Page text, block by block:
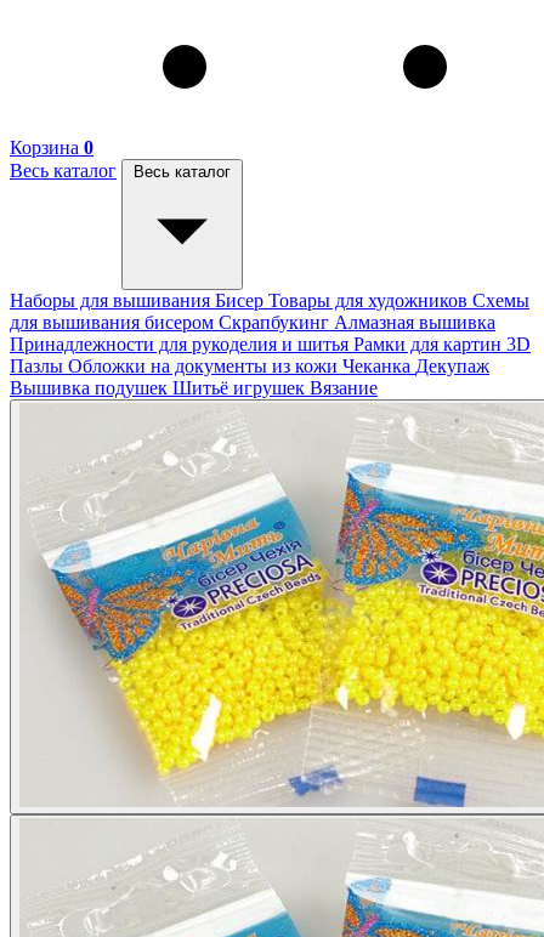
Корзина 0
Весь каталог
Весь каталог
Наборы для вышивания Бисер Товары для художников Схемы
для вышивания бисером Скрапбукинг Алмазная вышивка
Принадлежности для рукоделия и шитья Рамки для картин 3D
Пазлы Обложки на документы из кожи Чеканка Декупаж
Вышивка подушек Шитьё игрушек Вязание